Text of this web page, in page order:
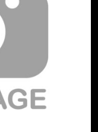
Mitchell 和
禮。 看到他們兩
Brown 去尋找